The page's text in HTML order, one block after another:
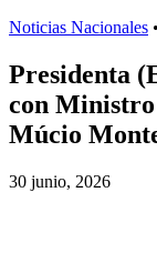
Noticias Nacionales •
Presidenta
con Ministro
Múcio
30 junio, 2026